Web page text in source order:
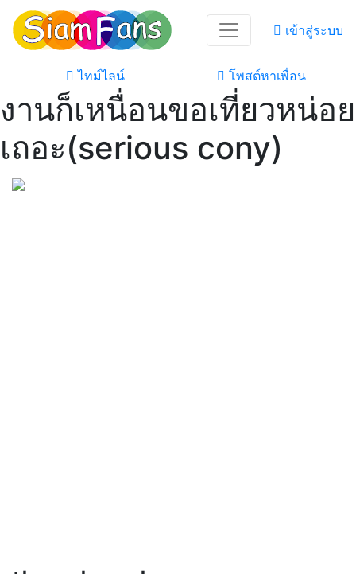
เข้าสู่ระบบ
ไทม์ไลน์ โพสต์หาเพื่อน
งานก็เหนื่อนขอเที่ยวหน่อย
เถอะ(serious cony)